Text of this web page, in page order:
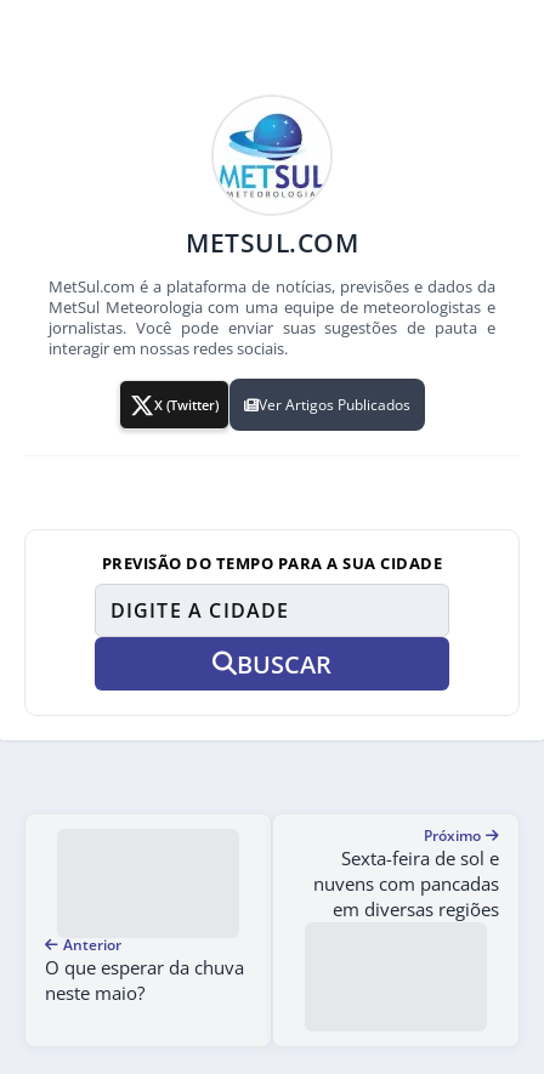
METSUL.COM
MetSul.com é a plataforma de notícias, previsões e dados da
MetSul Meteorologia com uma equipe de meteorologistas e
jornalistas. Você pode enviar suas sugestões de pauta e
interagir em nossas redes sociais.
X (Twitter) Ver Artigos Publicados
PREVISÃO DO TEMPO PARA A SUA CIDADE
BUSCAR
Anterior
O que esperar da chuva
neste maio?
Próximo
Sexta-feira de sol e
nuvens com pancadas
em diversas regiões